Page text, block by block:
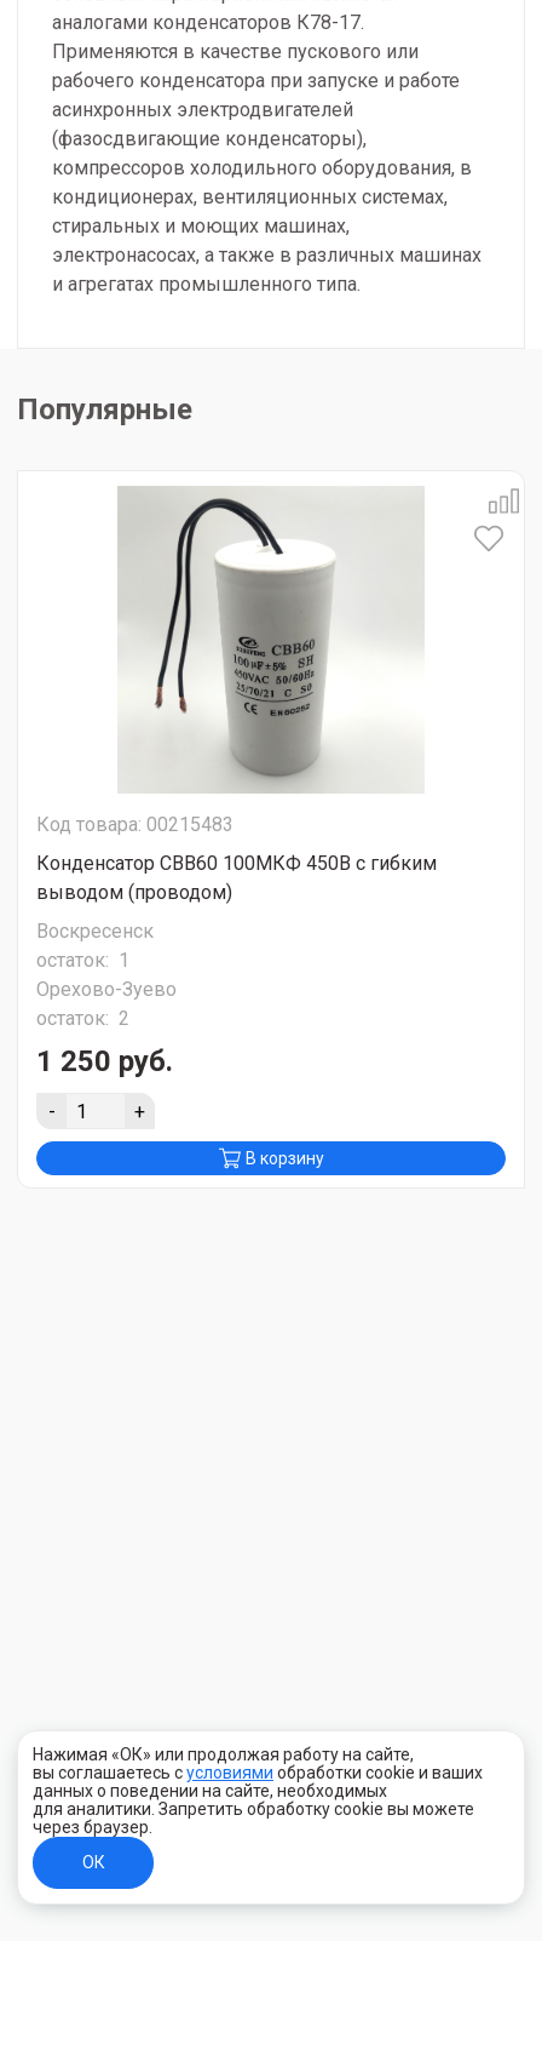
аналогами конденсаторов К78-17.
Применяются в качестве пускового или
рабочего конденсатора при запуске и работе
асинхронных электродвигателей
(фазосдвигающие конденсаторы),
компрессоров холодильного оборудования, в
кондиционерах, вентиляционных системах,
стиральных и моющих машинах,
электронасосах, а также в различных машинах
и агрегатах промышленного типа.
Популярные
Код товара: 00215483
Конденсатор CBB60 100МКФ 450В с гибким
выводом (проводом)
Воскресенск
остаток: 1
Орехово-Зуево
остаток: 2
1 250 руб.
- +
В корзину
Нажимая «ОК» или продолжая работу на сайте,
вы соглашаетесь сусловиями обработки cookie и ваших
данных о поведении на сайте, необходимых
для аналитики. Запретить обработку cookie вы можете
через браузер.
ОК